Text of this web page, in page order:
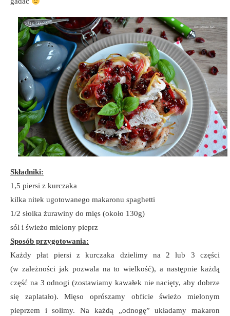
Składniki:
1,5 piersi z kurczaka
kilka nitek ugotowanego makaronu spaghetti
1/2 słoika żurawiny do mięs (około 130g)
sól i świeżo mielony pieprz
Sposób przygotowania:
Każdy płat piersi z kurczaka dzielimy na 2 lub 3 części
(w zależności jak pozwala na to wielkość), a następnie każdą
część na 3 odnogi (zostawiamy kawałek nie nacięty, aby dobrze
się zaplatało). Mięso oprószamy obficie świeżo mielonym
pieprzem i solimy. Na każdą „odnogę” układamy makaron